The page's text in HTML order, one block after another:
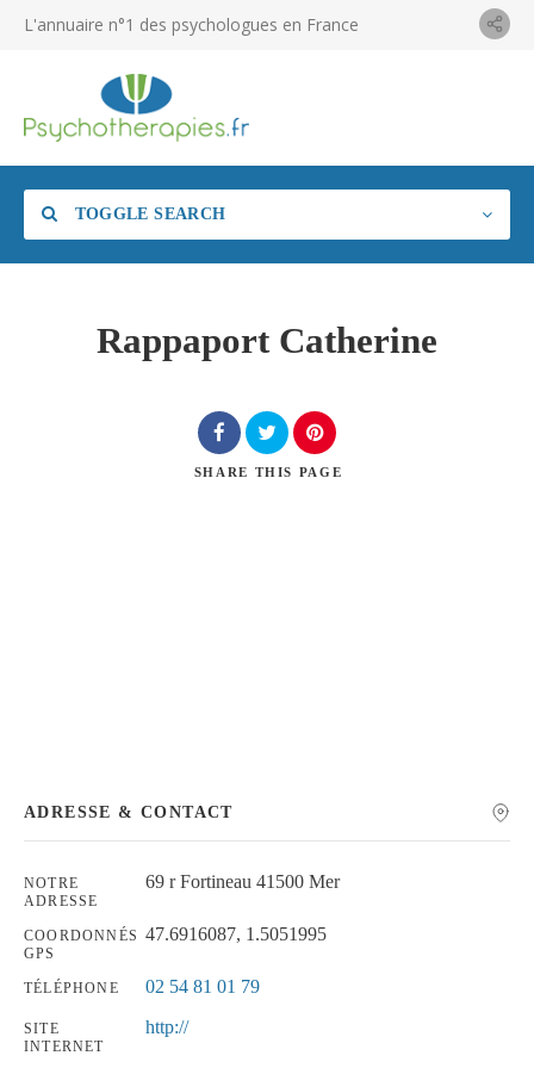
L'annuaire n°1 des psychologues en France
TOGGLE SEARCH
Rappaport Catherine
SHARE THIS PAGE
ADRESSE & CONTACT
NOTRE
ADRESSE
69 r Fortineau 41500 Mer
COORDONNÉS
GPS
47.6916087, 1.5051995
TÉLÉPHONE 02 54 81 01 79
SITE
INTERNET
http://